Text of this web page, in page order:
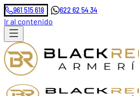
961 515 618 622 62 54 34
Ir al contenido